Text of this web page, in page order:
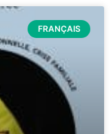
FRANÇAIS